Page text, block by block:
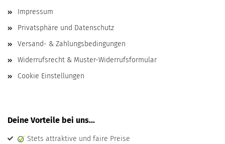
Impressum
Privatsphäre und Datenschutz
Versand- & Zahlungsbedingungen
Widerrufsrecht & Muster-Widerrufsformular
Cookie Einstellungen
Deine Vorteile bei uns...
Stets attraktive und faire Preise